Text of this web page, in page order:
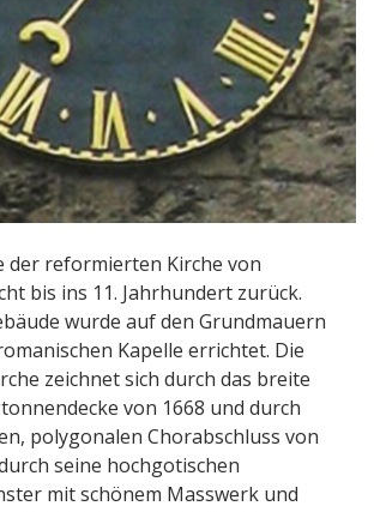
der reformierten Kirche von
bis ins 11. Jahrhundert zurück.
wurde auf den Grundmauern
Kapelle errichtet. Die
zeichnet sich durch das breite
von 1668 und durch
polygonalen Chorabschluss von
seine hochgotischen
mit schönem Masswerk und